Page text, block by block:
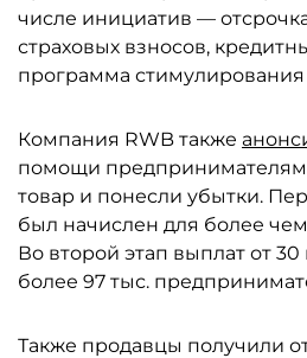
числе инициатив —
страховых взносов,
программа
Компания RWB также
помощи
товар и понесли убытки.
был начислен для более
Во второй этап выплат от
более 97 тыс.
Также продавцы получили